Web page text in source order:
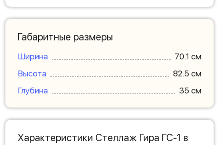
Габаритные размеры
Ширина
70.1 см
Высота
82.5 см
Глубина
35 см
Характеристики Стеллаж Гира ГС-1 в